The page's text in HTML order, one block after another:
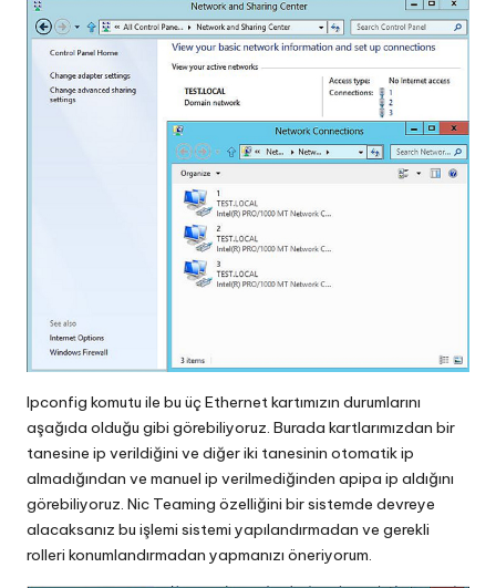
Ipconfig komutu ile bu üç Ethernet kartımızın durumlarını
aşağıda olduğu gibi görebiliyoruz. Burada kartlarımızdan bir
tanesine ip verildiğini ve diğer iki tanesinin otomatik ip
almadığından ve manuel ip verilmediğinden apipa ip aldığını
görebiliyoruz. Nic Teaming özelliğini bir sistemde devreye
alacaksanız bu işlemi sistemi yapılandırmadan ve gerekli
rolleri konumlandırmadan yapmanızı öneriyorum.